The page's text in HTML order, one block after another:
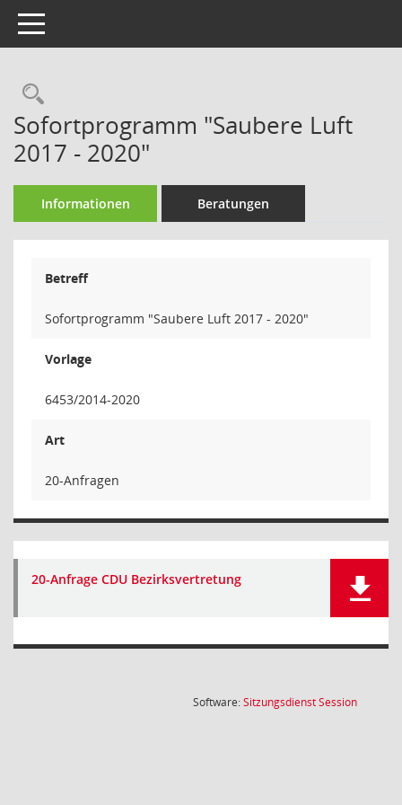
Toggle navigation
Rechercheauswahl
Sofortprogramm "Saubere Luft
2017 - 2020"
Informationen Beratungen
Betreff
Sofortprogramm "Saubere Luft 2017 - 2020"
Vorlage
6453/2014-2020
Art
20-Anfragen
20-Anfrage CDU Bezirksvertretung
Software:SitzungsdienstSession(Wird in